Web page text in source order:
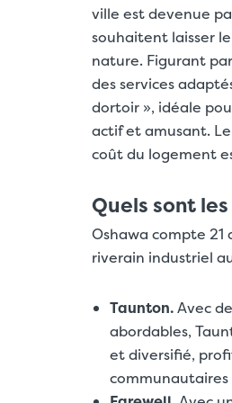
ville est devenue
souhaitent laisser
nature. Figurant
des services
dortoir », idéale
actif et amusant.
coût du logement
Quels sont
Oshawa compte
riverain industriel
Taunton.Avec
abordables,
et diversifié,